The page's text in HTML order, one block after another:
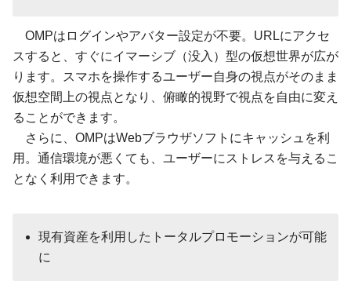
OMPはログインやアバター設定が不要。URLにアクセ
スすると、すぐにイマーシブ（没入）型の仮想世界が広が
ります。スマホを操作するユーザー自身の視点がそのまま
仮想空間上の視点となり、俯瞰的視野で視点を自由に変え
ることができます。
さらに、OMPはWebブラウザソフトにキャッシュを利
用。通信環境が悪くても、ユーザーにストレスを与えるこ
となく利用できます。
現有資産を利用したトータルプロモーションが可能
に